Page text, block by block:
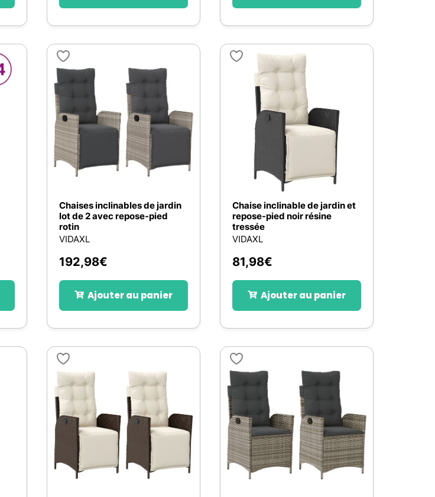
Chaises inclinables de jardin
lot de 2 avec repose-pied
rotin
VIDAXL
192,98€
Ajouter au panier
Chaise inclinable de jardin et
repose-pied noir résine
tressée
VIDAXL
81,98€
Ajouter au panier